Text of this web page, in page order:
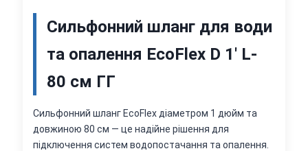
Сильфонний шланг для води
та опалення EcoFlex D 1' L-
80 см ГГ
Сильфонний шланг EcoFlex діаметром 1 дюйм та
довжиною 80 см — це надійне рішення для
підключення систем водопостачання та опалення.